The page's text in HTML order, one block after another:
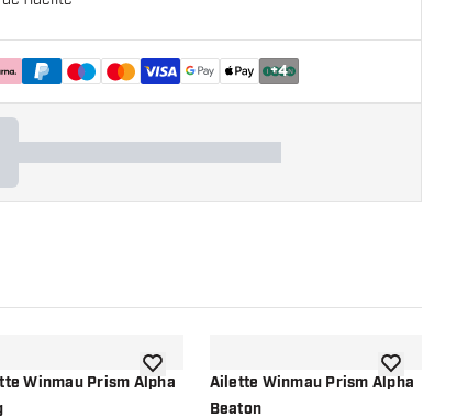
+4
de souhaits
Winmau Prism Alphaajouter à la liste de souhaits
Ailette Winmau Prism Alpha
Beaton
ajouter à